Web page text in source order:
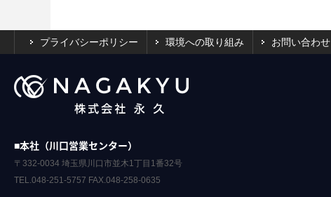
プライバシーポリシー 環境への取り組み お問い合わせ
■本社（川口営業センター）
〒332-0034 埼玉県川口市並木1丁目1番32号
TEL.048-251-5757 FAX.048-258-0635